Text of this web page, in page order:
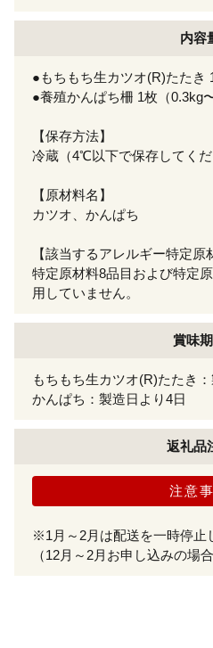
内容
●もちもち生カツオ(R)たたき
●養殖かんぱち柵 1枚（0.3kg
【保存方法】
冷蔵（4℃以下で保存してくだ
【原材料名】
カツオ、かんぱち
【該当するアレルギー特定原
特定原材料8品目および特定
用していません。
賞味
もちもち生カツオ(R)たたき
かんぱち：製造日より4日
返礼品
注意
※1月～2月は配送を一時停止
（12月～2月お申し込みの場